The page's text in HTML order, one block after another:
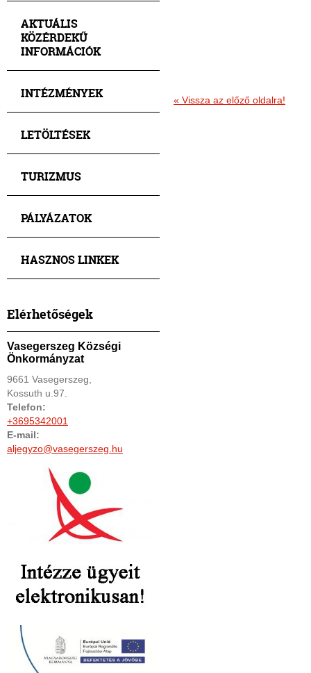
AKTUÁLIS
KÖZÉRDEKŰ
INFORMÁCIÓK
INTÉZMÉNYEK
LETÖLTÉSEK
TURIZMUS
PÁLYÁZATOK
HASZNOS LINKEK
Elérhetőségek
Vasegerszeg Községi
Önkormányzat
9661 Vasegerszeg,
Kossuth u.97.
Telefon:
+3695342001
E-mail:
aljegyzo@vasegerszeg.hu
« Vissza az előző oldalra!